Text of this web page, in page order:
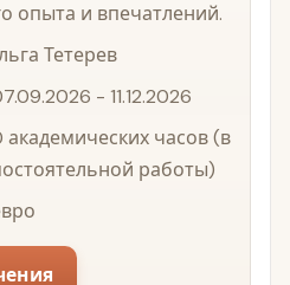
опыта и впечатлений.
Тетерев
- 11.12.2026
академических часов (в
работы)